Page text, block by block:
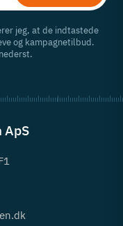
jeg, at de indtastede
og kampagnetilbud.
ApS